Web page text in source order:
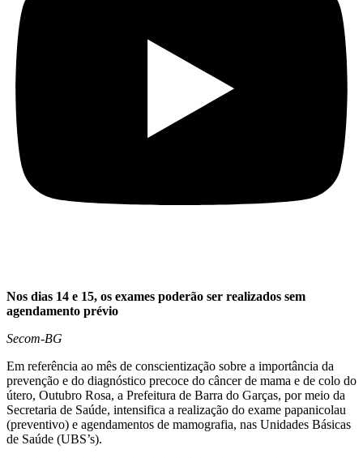
Nos dias 14 e 15, os exames poderão ser realizados sem
agendamento prévio
Secom-BG
Em referência ao mês de conscientização sobre a importância da
prevenção e do diagnóstico precoce do câncer de mama e de colo do
útero, Outubro Rosa, a Prefeitura de Barra do Garças, por meio da
Secretaria de Saúde, intensifica a realização do exame papanicolau
(preventivo) e agendamentos de mamografia, nas Unidades Básicas
de Saúde (UBS’s).